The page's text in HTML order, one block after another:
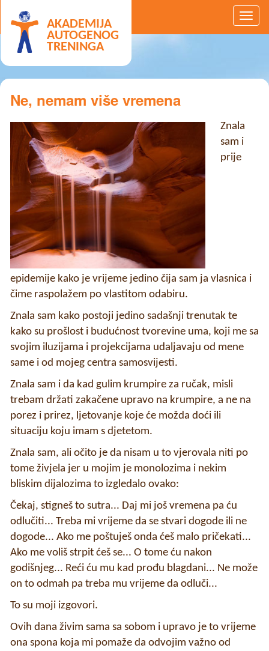
AKADEMIJA
AUTOGENOG
TRENINGA
Ne, nemam više vremena
Znala
sam i
prije
epidemije kako je vrijeme jedino čija sam ja vlasnica i
čime raspolažem po vlastitom odabiru.
Znala sam kako postoji jedino sadašnji trenutak te
kako su prošlost i budućnost tvorevine uma, koji me sa
svojim iluzijama i projekcijama udaljavaju od mene
same i od mojeg centra samosvijesti.
Znala sam i da kad gulim krumpire za ručak, misli
trebam držati zakačene upravo na krumpire, a ne na
porez i prirez, ljetovanje koje će možda doći ili
situaciju koju imam s djetetom.
Znala sam, ali očito je da nisam u to vjerovala niti po
tome živjela jer u mojim je monolozima i nekim
bliskim dijalozima to izgledalo ovako:
Čekaj, stigneš to sutra... Daj mi još vremena pa ću
odlučiti... Treba mi vrijeme da se stvari dogode ili ne
dogode... Ako me poštuješ onda ćeš malo pričekati...
Ako me voliš strpit ćeš se... O tome ću nakon
godišnjeg... Reći ću mu kad prođu blagdani... Ne može
on to odmah pa treba mu vrijeme da odluči...
To su moji izgovori.
Ovih dana živim sama sa sobom i upravo je to vrijeme
ona spona koja mi pomaže da odvojim važno od